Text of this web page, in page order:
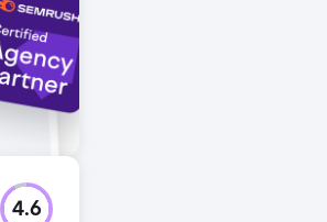
4.6